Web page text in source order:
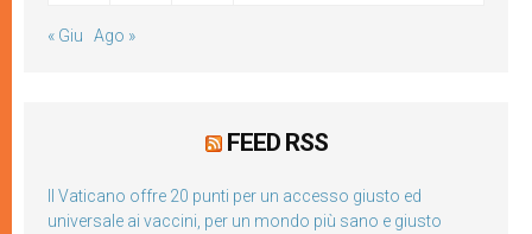
« Giu Ago »
FEED RSS
Il Vaticano offre 20 punti per un accesso giusto ed
universale ai vaccini, per un mondo più sano e giusto